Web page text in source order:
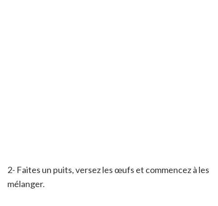
2- Faites un puits, versez les œufs et commencez à les
mélanger.